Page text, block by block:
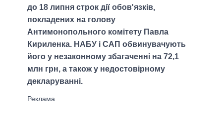
до 18 липня строк дії обов'язків,
покладених на голову
Антимонопольного комітету Павла
Кириленка. НАБУ і САП обвинувачують
його у незаконному збагаченні на 72,1
млн грн, а також у недостовірному
декларуванні.